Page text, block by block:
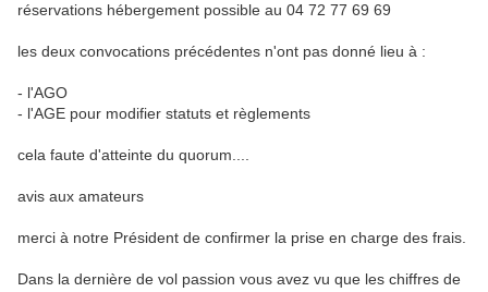
réservations hébergement possible au 04 72 77 69 69
les deux convocations précédentes n'ont pas donné lieu à :
- l'AGO
- l'AGE pour modifier statuts et règlements
cela faute d'atteinte du quorum....
avis aux amateurs
merci à notre Président de confirmer la prise en charge des frais.
Dans la dernière de vol passion vous avez vu que les chiffres de